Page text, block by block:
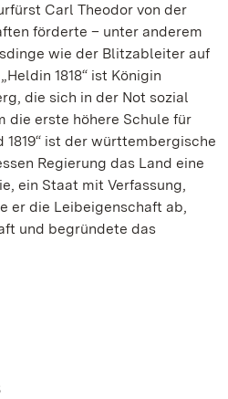
Carl Theodor von der
förderte – unter anderem
wie der Blitzableiter auf
1818“ ist Königin
die sich in der Not sozial
die erste höhere Schule für
1819“ ist der württembergische
Regierung das Land eine
ein Staat mit Verfassung,
er die Leibeigenschaft ab,
und begründete das